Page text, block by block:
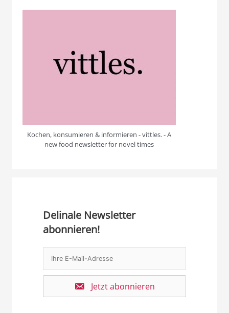
Kochen, konsumieren & informieren - vittles. - A
new food newsletter for novel times
Delinale Newsletter
abonnieren!
Jetzt abonnieren